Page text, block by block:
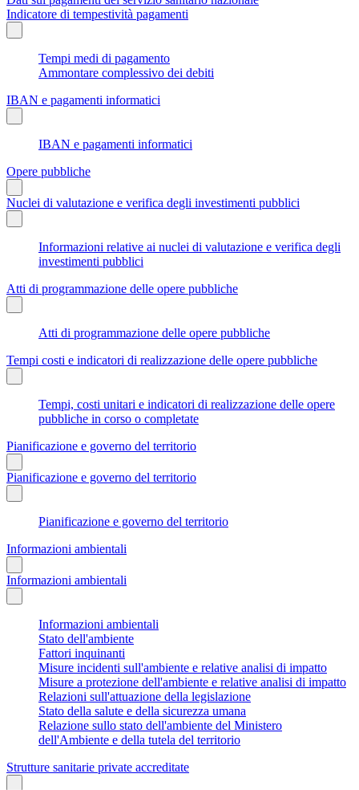
Indicatore di tempestività pagamenti
Tempi medi di pagamento
Ammontare complessivo dei debiti
IBAN e pagamenti informatici
IBAN e pagamenti informatici
Opere pubbliche
Nuclei di valutazione e verifica degli investimenti pubblici
Informazioni relative ai nuclei di valutazione e verifica degli
investimenti pubblici
Atti di programmazione delle opere pubbliche
Atti di programmazione delle opere pubbliche
Tempi costi e indicatori di realizzazione delle opere pubbliche
Tempi, costi unitari e indicatori di realizzazione delle opere
pubbliche in corso o completate
Pianificazione e governo del territorio
Pianificazione e governo del territorio
Pianificazione e governo del territorio
Informazioni ambientali
Informazioni ambientali
Informazioni ambientali
Stato dell'ambiente
Fattori inquinanti
Misure incidenti sull'ambiente e relative analisi di impatto
Misure a protezione dell'ambiente e relative analisi di impatto
Relazioni sull'attuazione della legislazione
Stato della salute e della sicurezza umana
Relazione sullo stato dell'ambiente del Ministero
dell'Ambiente e della tutela del territorio
Strutture sanitarie private accreditate